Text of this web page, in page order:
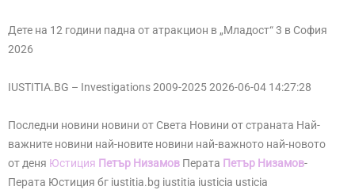
Дете на 12 години падна от атракцион в „Младост“ 3 в София
2026
IUSTITIA.BG – Investigations 2009-2025 2026-06-04 14:27:28
Последни новини новини от Света Новини от страната Най-
важните новини най-новите новини най-важното най-новото
от деня Юстиция Петър Низамов Перата Петър Низамов-
Перата Юстиция бг iustitia.bg iustitia iusticia usticia